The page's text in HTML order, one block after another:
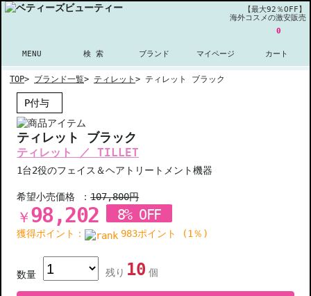
【最大92％OFF】
海外コスメの激安販売
MENU 検 索 ブランド マイページ
0
カート
TOP> ブランド一覧> ティレット > ティレット ブラック
P付与
ティレット ブラック
ティレット ／ TILLET
1台2役のフェイス＆ヘアトリートメント機器
希望小売価格 ：107,800円
￥ 98,202 8% OFF
獲得ポイント： 983ポイント (1％)
数量 残り 10 個